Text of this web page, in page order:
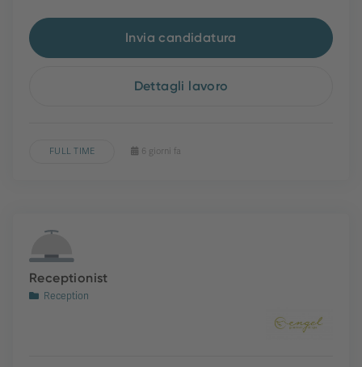
Invia candidatura
Dettagli lavoro
FULL TIME 6 giorni fa
Receptionist
Reception